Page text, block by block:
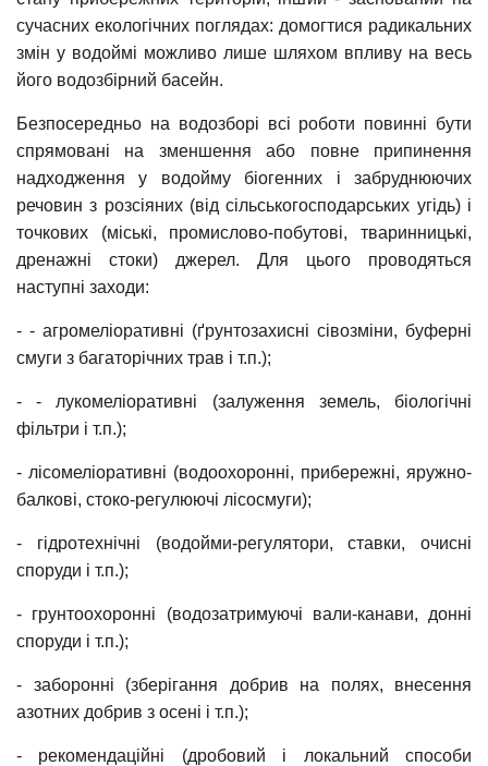
сучасних екологічних поглядах: домогтися радикальних
змін у водоймі можливо лише шляхом впливу на весь
його водозбірний басейн.
Безпосередньо на водозборі всі роботи повинні бути
спрямовані на зменшення або повне припинення
надходження у водойму біогенних і забруднюючих
речовин з розсіяних (від сільськогосподарських угідь) і
точкових (міські, промислово-побутові, тваринницькі,
дренажні стоки) джерел. Для цього проводяться
наступні заходи:
- - агромеліоративні (ґрунтозахисні сівозміни, буферні
смуги з багаторічних трав і т.п.);
- - лукомеліоративні (залуження земель, біологічні
фільтри і т.п.);
- лісомеліоративні (водоохоронні, прибережні, яружно-
балкові, стоко-регулюючі лісосмуги);
- гідротехнічні (водойми-регулятори, ставки, очисні
споруди і т.п.);
- грунтоохоронні (водозатримуючі вали-канави, донні
споруди і т.п.);
- заборонні (зберігання добрив на полях, внесення
азотних добрив з осені і т.п.);
- рекомендаційні (дробовий і локальний способи